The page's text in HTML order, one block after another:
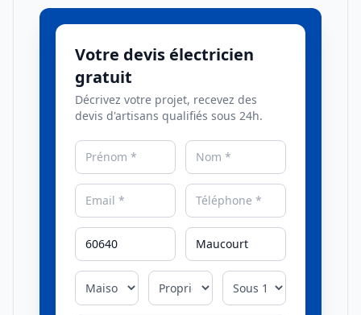
Votre devis électricien
gratuit
Décrivez votre projet, recevez des
devis d'artisans qualifiés sous 24h.